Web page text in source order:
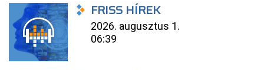
FRISS HÍREK
2026. augusztus 1.
06:39